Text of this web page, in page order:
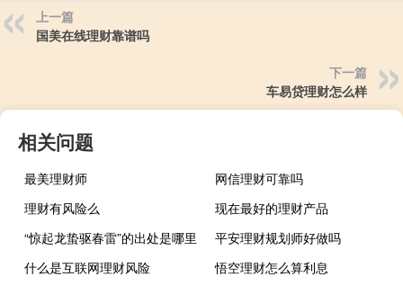
上一篇
国美在线理财靠谱吗
下一篇
车易贷理财怎么样
相关问题
最美理财师
网信理财可靠吗
理财有风险么
现在最好的理财产品
“惊起龙蛰驱春雷”的出处是哪里
平安理财规划师好做吗
什么是互联网理财风险
悟空理财怎么算利息